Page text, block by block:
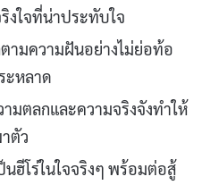
งใจที่น่าประทับใจ
ามความฝันอย่างไม่ย่อท้อ
ะหลาด
มตลกและความจริงจังทำให้
ตัว
ฮีโร่ในใจจริงๆ พร้อมต่อสู้